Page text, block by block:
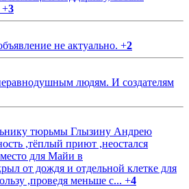
+3
не актуально. +2
людям. И создателям
тюрьмы Глызину Андрею
,тёплый приют ,неостался
для Майи в
от дождя и отдельной клетке для
,проведя меньше с... +4